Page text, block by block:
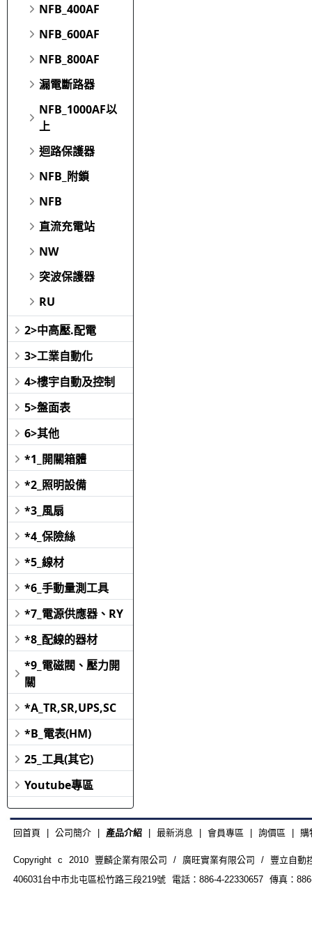
NFB_400AF
NFB_600AF
NFB_800AF
漏電斷路器
NFB_1000AF以
上
迴路保護器
NFB_附鎖
NFB
直流充電站
NW
突波保護器
RU
2>中高壓.配電
3>工業自動化
4>樓宇自動及控制
5>盤面表
6>其他
*1_開關箱體
*2_照明設備
*3_風扇
*4_保險絲
*5_線材
*6_手動量測工具
*7_電源供應器、RY
*8_配線的器材
*9_電磁閥、壓力開
關
*A_TR,SR,UPS,SC
*B_電表(HM)
25_工具(其它)
Youtube專區
回首頁 公司簡介| 產品介紹| 最新消息 會員專區 詢價區 購
Copyright c 2010 豐麟企業有限公司 / 廣旺實業有限公司 / 豐立自動
406031台中市北屯區松竹路三段219號 電話：886-4-22330657 傳真：